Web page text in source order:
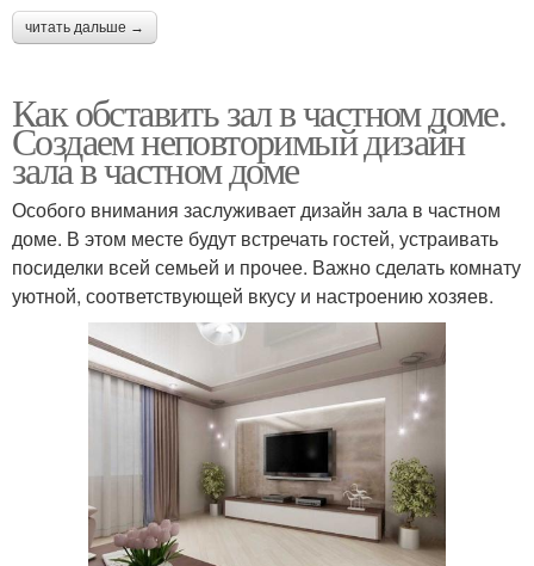
читать дальше →
Как обставить зал в частном доме.
Создаем неповторимый дизайн
зала в частном доме
Особого внимания заслуживает дизайн зала в частном
доме. В этом месте будут встречать гостей, устраивать
посиделки всей семьей и прочее. Важно сделать комнату
уютной, соответствующей вкусу и настроению хозяев.